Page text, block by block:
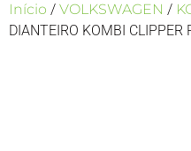
Início / VOLKSWAGEN /
DIANTEIRO KOMBI CLIPPER